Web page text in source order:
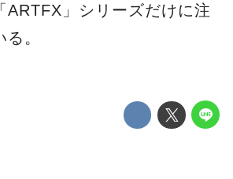
ARTFX」シリーズだけに注
。